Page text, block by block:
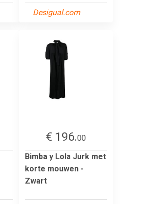
Desigual.com
€ 196.00
Bimba y Lola Jurk met
korte mouwen -
Zwart